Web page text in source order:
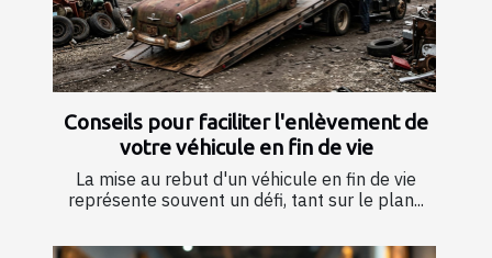
Conseils pour faciliter l'enlèvement de
votre véhicule en fin de vie
La mise au rebut d'un véhicule en fin de vie
représente souvent un défi, tant sur le plan...